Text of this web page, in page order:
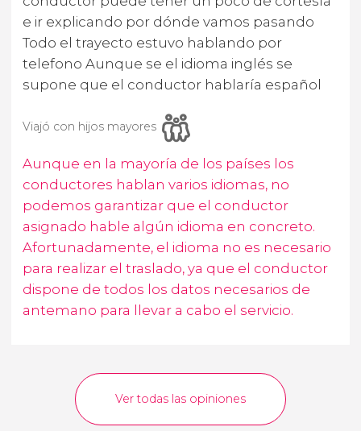
e ir explicando por dónde vamos pasando
Todo el trayecto estuvo hablando por
telefono Aunque se el idioma inglés se
supone que el conductor hablaría español
Viajó con hijos mayores
Aunque en la mayoría de los países los
conductores hablan varios idiomas, no
podemos garantizar que el conductor
asignado hable algún idioma en concreto.
Afortunadamente, el idioma no es necesario
para realizar el traslado, ya que el conductor
dispone de todos los datos necesarios de
antemano para llevar a cabo el servicio.
Ver todas las opiniones